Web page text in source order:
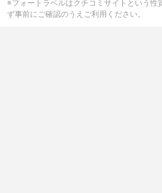
※フォートラベルはクチコミサイトという
ず事前にご確認のうえご利用ください。